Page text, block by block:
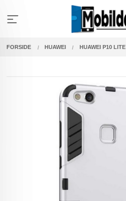
innholdet
FORSIDE HUAWEI HUAWEI P10 LITE